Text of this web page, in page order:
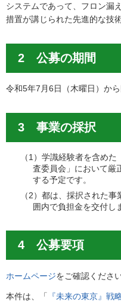
システムであって、フロン漏
措置が講じられた先進的な技
2 公募の期間
令和5年7月6日（木曜日）か
3 事業の採択
（1）学識経験者を含め
査委員会」において厳
する予定です。
（2）都は、採択された
囲内で負担金を交付し
4 公募要項
ホームページをご確認ください
本件は、「 『未来の東京』戦